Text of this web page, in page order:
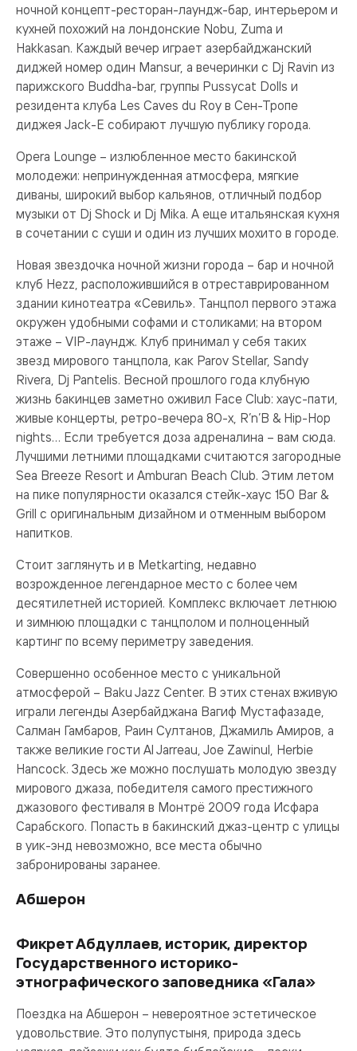
ночной концепт-ресторан-лаундж-бар, интерьером и
кухней похожий на лондонские Nobu, Zuma и
Hakkasan. Каждый вечер играет азербайджанский
диджей номер один Mansur, а вечеринки c Dj Ravin из
парижского Buddha-bar, группы Pussycat Dolls и
резидента клуба Les Caves du Roy в Сен-Тропе
диджея Jack-E собирают лучшую публику города.
Opera Lounge – излюбленное место бакинской
молодежи: непринужденная атмосфера, мягкие
диваны, широкий выбор кальянов, отличный подбор
музыки от Dj Shock и Dj Mika. А еще итальянская кухня
в сочетании с суши и один из лучших мохито в городе.
Новая звездочка ночной жизни города – бар и ночной
клуб Hezz, расположившийся в отреставрированном
здании кинотеатра «Севиль». Танцпол первого этажа
окружен удобными софами и столиками; на втором
этаже – VIP-лаундж. Клуб принимал у себя таких
звезд мирового танцпола, как Parov Stellar, Sandy
Rivera, Dj Pantelis. Весной прошлого года клубную
жизнь бакинцев заметно оживил Face Club: хаус-пати,
живые концерты, ретро-вечера 80-х, R’n’B & Hip-Hop
nights… Если требуется доза адреналина – вам сюда.
Лучшими летними площадками считаются загородные
Sea Breeze Resort и Amburan Beach Club. Этим летом
на пике популярности оказался стейк-хаус 150 Bar &
Grill с оригинальным дизайном и отменным выбором
напитков.
Стоит заглянуть и в Metkarting, недавно
возрожденное легендарное место с более чем
десятилетней историей. Комплекс включает летнюю
и зимнюю площадки с танцполом и полноценный
картинг по всему периметру заведения.
Совершенно особенное место с уникальной
атмосферой – Baku Jazz Center. В этих стенах вживую
играли легенды Азербайджана Вагиф Мустафазаде,
Салман Гамбаров, Раин Султанов, Джамиль Амиров, а
также великие гости Al Jarreau, Joe Zawinul, Herbie
Hancock. Здесь же можно послушать молодую звезду
мирового джаза, победителя самого престижного
джазового фестиваля в Монтрё 2009 года Исфара
Сарабского. Попасть в бакинский джаз-центр с улицы
в уик-энд невозможно, все места обычно
забронированы заранее.
Абшерон
Фикрет Абдуллаев, историк, директор
Государственного историко-
этнографического заповедника «Гала»
Поездка на Абшерон – невероятное эстетическое
удовольствие. Это полупустыня, природа здесь